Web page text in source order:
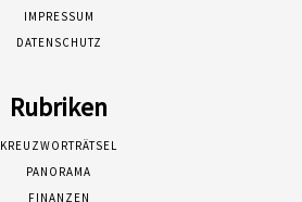
IMPRESSUM
DATENSCHUTZ
Rubriken
KREUZWORTRÄTSEL
PANORAMA
FINANZEN